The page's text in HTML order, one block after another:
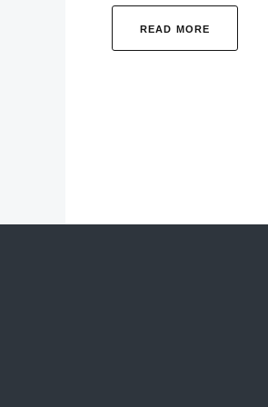
READ MORE